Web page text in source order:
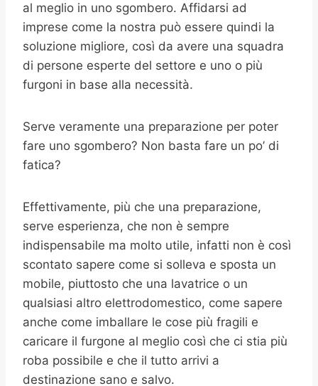
al meglio in uno sgombero. Affidarsi ad
imprese come la nostra può essere quindi la
soluzione migliore, così da avere una squadra
di persone esperte del settore e uno o più
furgoni in base alla necessità.
Serve veramente una preparazione per poter
fare uno sgombero? Non basta fare un po’ di
fatica?
Effettivamente, più che una preparazione,
serve esperienza, che non è sempre
indispensabile ma molto utile, infatti non è così
scontato sapere come si solleva e sposta un
mobile, piuttosto che una lavatrice o un
qualsiasi altro elettrodomestico, come sapere
anche come imballare le cose più fragili e
caricare il furgone al meglio così che ci stia più
roba possibile e che il tutto arrivi a
destinazione sano e salvo.